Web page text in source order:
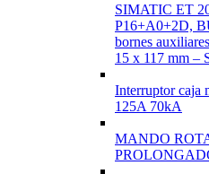
SIMATIC ET
P16+A0+2D,
bornes
15 x 117 mm –
Interruptor caja
125A 70kA
MANDO